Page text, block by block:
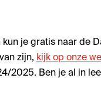
je gratis naar de
zijn, kijk op onze
2025. Ben je al in